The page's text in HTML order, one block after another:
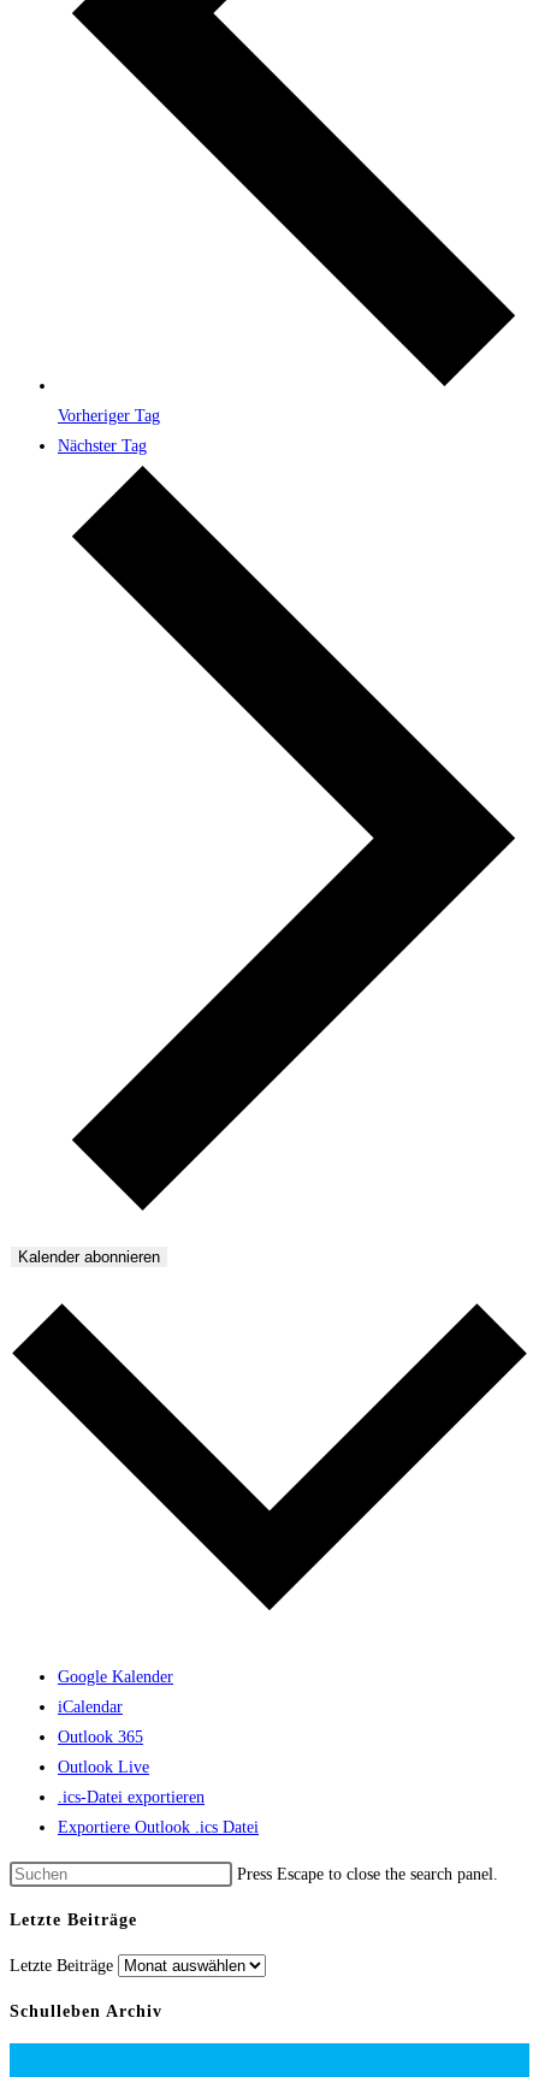
Vorheriger Tag
Nächster Tag
Kalender abonnieren
Google Kalender
iCalendar
Outlook 365
Outlook Live
.ics-Datei exportieren
Exportiere Outlook .ics Datei
Press Escape to close the search panel.
Letzte Beiträge
Letzte Beiträge
Schulleben Archiv